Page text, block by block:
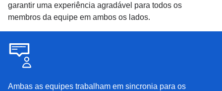
garantir uma experiência agradável para todos os
membros da equipe em ambos os lados.
Ambas as equipes trabalham em sincronia para os